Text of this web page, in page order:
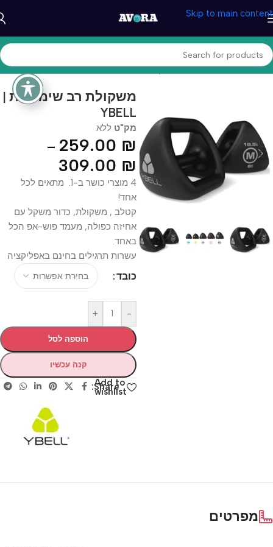
Skip to main content
עמוד הבית/ספורט וכושר/משקולות ואביזרים
משקולת רב שימושית |
YBELL
מק"ט ללא
259.00 ₪
–
309.00 ₪
4 מוצרי כושר ב-1. מתאים לכל
אחד!
קטלב , משקולת, כדור משקל עם
אחיזה כפולה, מעמד פוש-אפ הכל
באחד.
עשרות תרגילים בחינם באפליקציה
כובד
-
+
הוספה לסל
קנה עכשיו
Add to
wishlist
Share:
מפרטים